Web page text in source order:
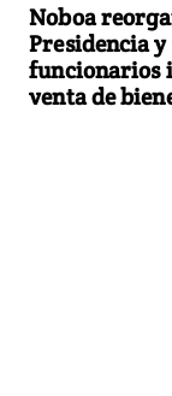
Noboa
Presidencia
funcionarios
venta de